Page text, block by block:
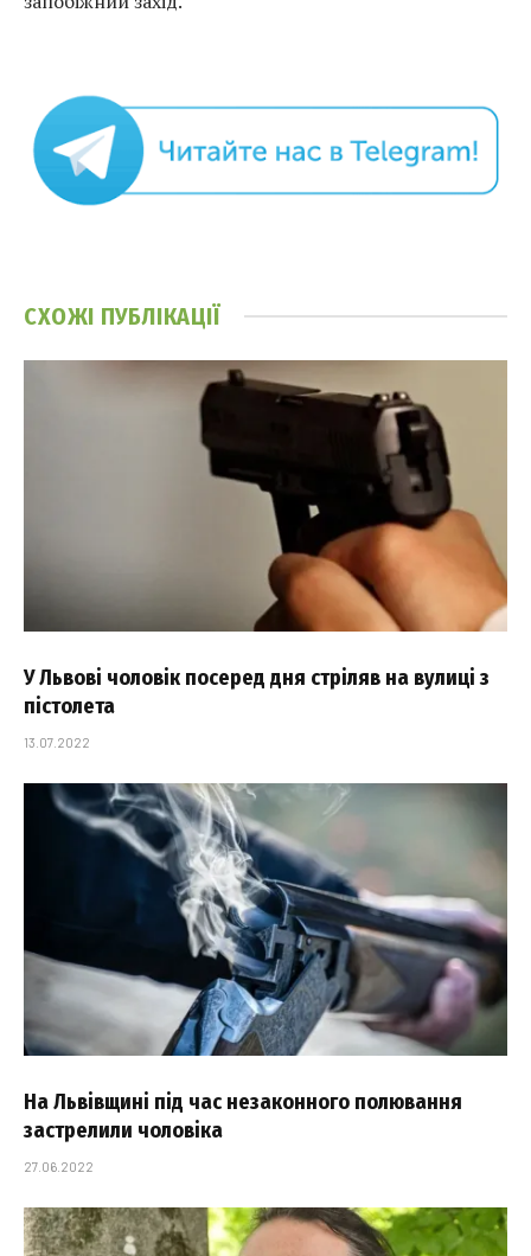
СХОЖІ ПУБЛІКАЦІЇ
У Львові чоловік посеред дня стріляв на вулиці з
пістолета
13.07.2022
На Львівщині під час незаконного полювання
застрелили чоловіка
27.06.2022